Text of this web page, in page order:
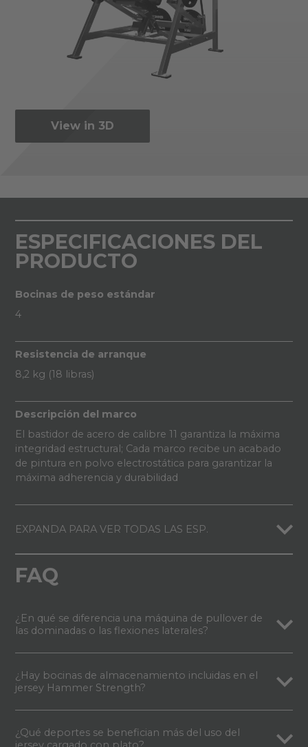
View in 3D
ESPECIFICACIONES DEL
PRODUCTO
Bocinas de peso estándar
4
Resistencia de arranque
8,2 kg (18 libras)
Descripción del marco
El bastidor de acero de calibre 11 garantiza la máxima
integridad estructural; Cada marco recibe un acabado
de pintura en polvo electrostática para garantizar la
máxima adherencia y durabilidad
EXPANDA PARA VER TODAS LAS ESP.
FAQ
¿En qué se diferencia una máquina de pullover de
las dominadas o las flexiones laterales?
¿Hay bocinas de almacenamiento incluidas en el
jersey Hammer Strength?
¿Qué deportes se benefician más del uso del